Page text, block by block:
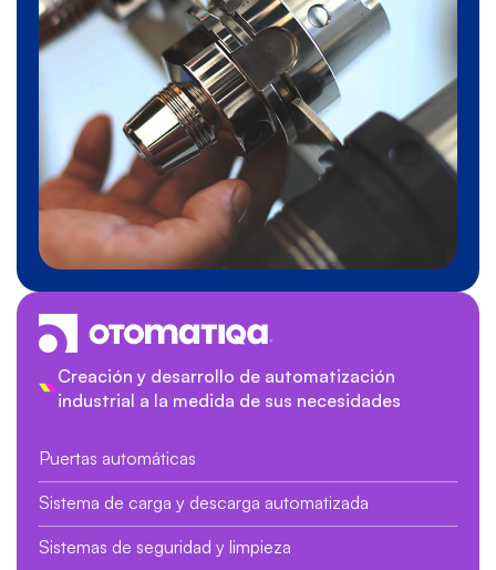
Creación y desarrollo de automatización
industrial a la medida de sus necesidades
Puertas automáticas
Sistema de carga y descarga automatizada
Sistemas de seguridad y limpieza